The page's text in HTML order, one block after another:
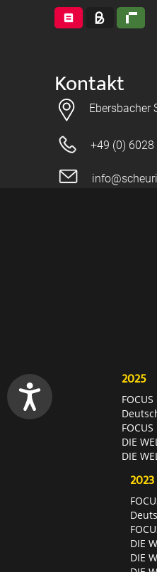
Kontakt
Ebersbacher
+49 (0)
2025
DIE
DIE
2023
DIE
DIE